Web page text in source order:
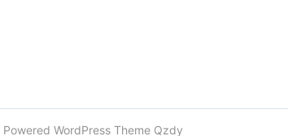
Powered WordPressTheme Qzdy